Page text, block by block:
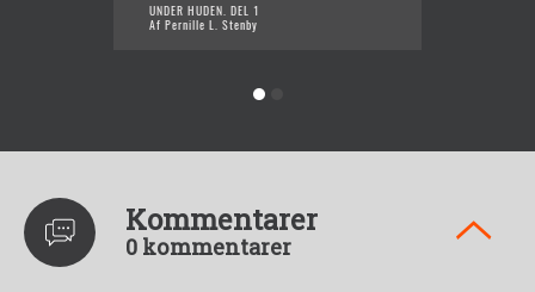
UNDER HUDEN. DEL 1
Af Pernille L. Stenby
Kommentarer
0 kommentarer